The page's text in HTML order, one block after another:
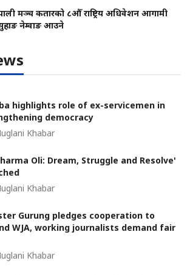
मञ्च कतारको ८औँ राष्ट्रिय अधिवेशन आगामी
नेम्वाङ आउने
highlights role of ex-servicemen in
democracy
Khabar
Oli: Dream, Struggle and Resolve'
Khabar
Gurung pledges cooperation to
WJA, working journalists demand fair
Khabar